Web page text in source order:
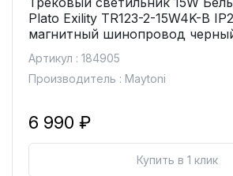
Plato Exility TR123-2-15W4K-B
магнитный шинопровод
Артикул : 184905
Производитель : Maytoni
6 990 ₽
Купить в 1 клик